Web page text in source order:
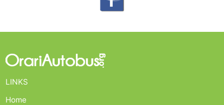
LINKS
Home